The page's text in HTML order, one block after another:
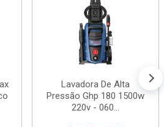
Lavadora De Alta
Pressão Ghp 180 1500w
220v - 060...